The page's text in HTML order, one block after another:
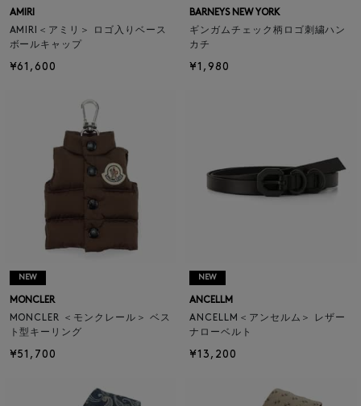
AMIRI
AMIRI＜アミリ＞ ロゴ入りベース
ボールキャップ
¥61,600
BARNEYS NEW YORK
ギンガムチェック柄ロゴ刺繍ハン
カチ
¥1,980
NEW
MONCLER
MONCLER ＜モンクレール＞ ベス
ト型キーリング
¥51,700
NEW
ANCELLM
ANCELLM＜アンセルム＞ レザー
ナローベルト
¥13,200